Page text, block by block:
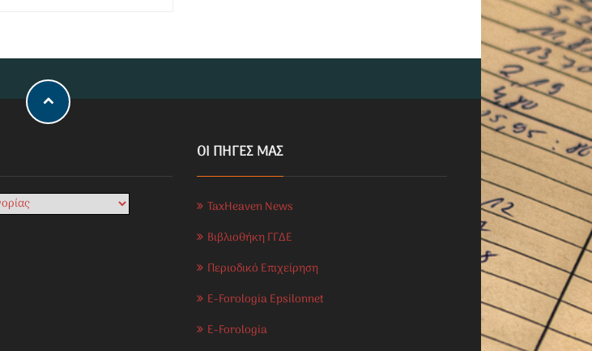
ΟΙ ΠΗΓΕΣ ΜΑΣ
TaxHeaven News
Βιβλιοθήκη ΓΓΔΕ
Περιοδικό Επιχείρηση
E-Forologia Epsilonnet
E-Forologia